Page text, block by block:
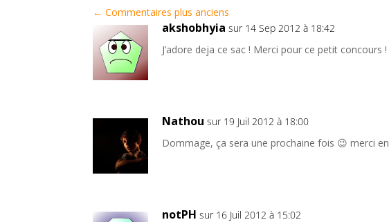
← Commentaires plus anciens
akshobhyia sur 14 Sep 2012 à 18:42
J’adore deja ce sac ! Merci pour ce petit concours !
Nathou sur 19 Juil 2012 à 18:00
Dommage, ça sera une prochaine fois 😉 merci
notPH sur 16 Juil 2012 à 15:02